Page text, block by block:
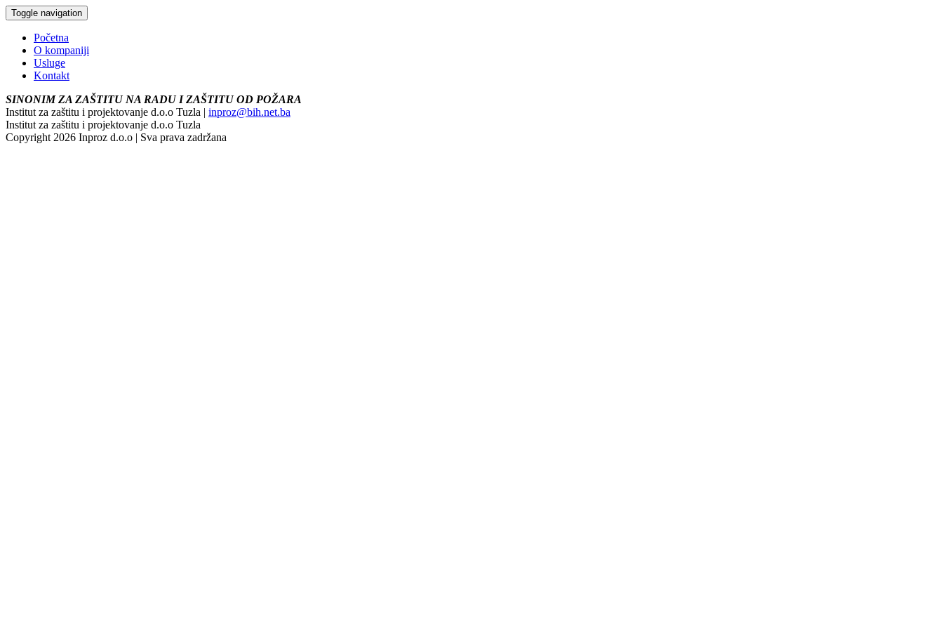
Toggle navigation
Početna
O kompaniji
Usluge
Kontakt
SINONIM ZA ZAŠTITU NA RADU I ZAŠTITU OD POŽARA
Institut za zaštitu i projektovanje d.o.o Tuzla | inproz@bih.net.ba
Institut za zaštitu i projektovanje d.o.o Tuzla
Copyright 2026 Inproz d.o.o | Sva prava zadržana